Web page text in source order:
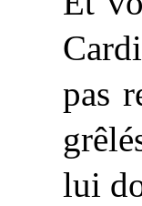
pas
lui